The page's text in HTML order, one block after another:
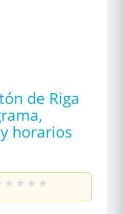
de Riga
horarios
★ ★ ★ ★